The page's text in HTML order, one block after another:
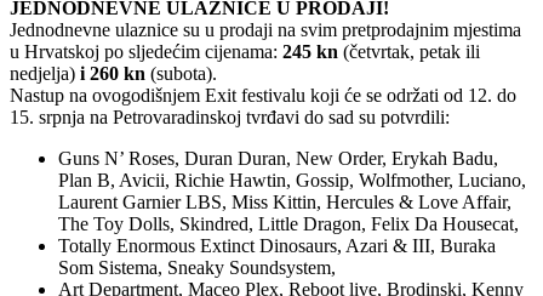
JEDNODNEVNE ULAZNICE U PRODAJI!
Jednodnevne ulaznice su u prodaji na svim pretprodajnim mjestima
u Hrvatskoj po sljedećim cijenama: 245 kn (četvrtak, petak ili
nedjelja) i 260 kn (subota).
Nastup na ovogodišnjem Exit festivalu koji će se održati od 12. do
15. srpnja na Petrovaradinskoj tvrđavi do sad su potvrdili:
Guns N’ Roses, Duran Duran, New Order, Erykah Badu,
Plan B, Avicii, Richie Hawtin, Gossip, Wolfmother, Luciano,
Laurent Garnier LBS, Miss Kittin, Hercules & Love Affair,
The Toy Dolls, Skindred, Little Dragon, Felix Da Housecat,
Totally Enormous Extinct Dinosaurs, Azari & III, Buraka
Som Sistema, Sneaky Soundsystem,
Art Department, Maceo Plex, Reboot live, Brodinski, Kenny